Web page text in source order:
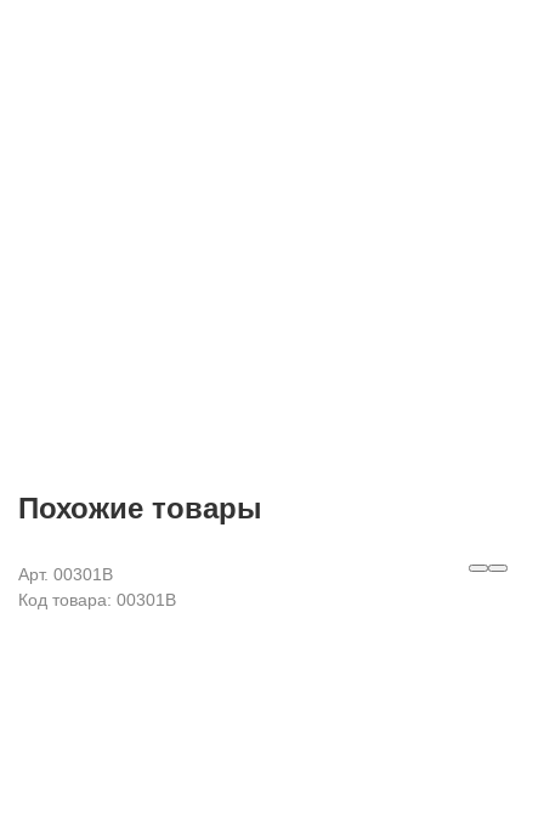
Похожие товары
Арт. 00301B
Код товара: 00301B